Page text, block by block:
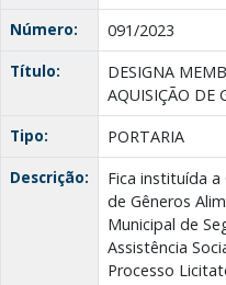
Número:
091/2023
Título:
DESIGNA
AQUISIÇÃO DE
Tipo:
PORTARIA
Descrição:
Fica instituída
de Gêneros
Municipal de
Assistência
Processo